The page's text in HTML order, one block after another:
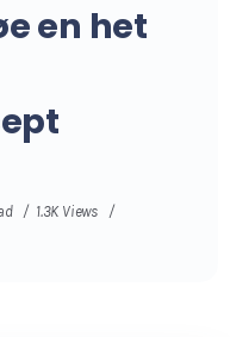
en het
1.3K Views